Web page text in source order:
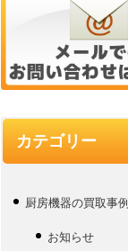
カテゴリー
厨房機器の買取事例
お知らせ